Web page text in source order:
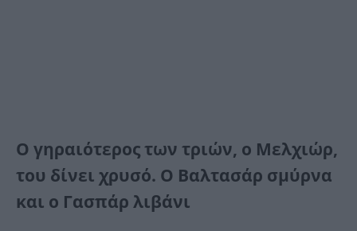
Ο γηραιότερος των τριών, ο Μελχιώρ,
του δίνει χρυσό. Ο Βαλτασάρ σμύρνα
και ο Γασπάρ λιβάνι